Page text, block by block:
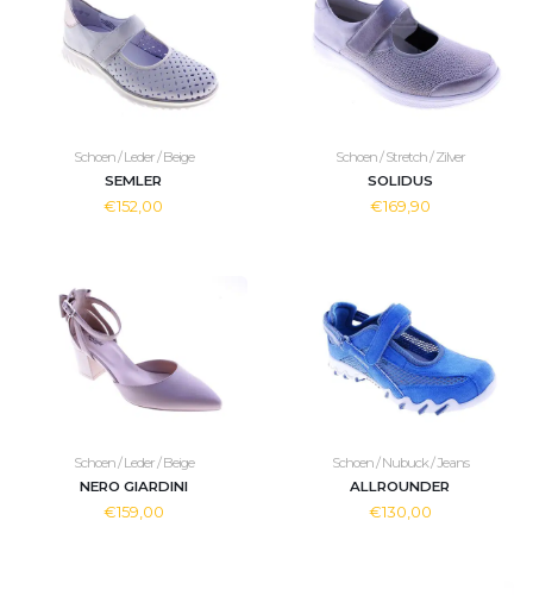
Schoen / Leder / Beige
SEMLER
€152,00
Schoen / Stretch / Zilver
SOLIDUS
€169,90
Schoen / Leder / Beige
NERO GIARDINI
€159,00
Schoen / Nubuck / Jeans
ALLROUNDER
€130,00